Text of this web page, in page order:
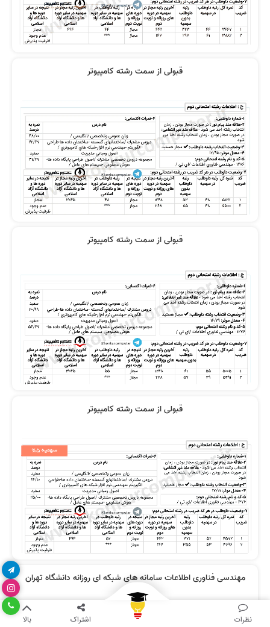
نظرات اشتراک بالا
قبولی از سمت رشته کامپیوتر
قبولی از سمت رشته کامپیوتر
قبولی از سمت رشته کامپیوتر
مهندسی فناوری اطلاعات سامانه های شبکه ای روزانه دانشگاه تهران